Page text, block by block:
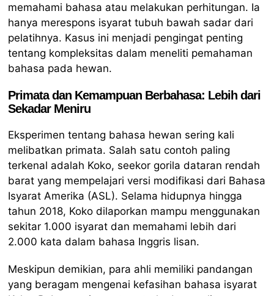
memahami bahasa atau melakukan perhitungan. Ia
hanya merespons isyarat tubuh bawah sadar dari
pelatihnya. Kasus ini menjadi pengingat penting
tentang kompleksitas dalam meneliti pemahaman
bahasa pada hewan.
Primata dan Kemampuan Berbahasa: Lebih dari
Sekadar Meniru
Eksperimen tentang bahasa hewan sering kali
melibatkan primata. Salah satu contoh paling
terkenal adalah Koko, seekor gorila dataran rendah
barat yang mempelajari versi modifikasi dari Bahasa
Isyarat Amerika (ASL). Selama hidupnya hingga
tahun 2018, Koko dilaporkan mampu menggunakan
sekitar 1.000 isyarat dan memahami lebih dari
2.000 kata dalam bahasa Inggris lisan.
Meskipun demikian, para ahli memiliki pandangan
yang beragam mengenai kefasihan bahasa isyarat